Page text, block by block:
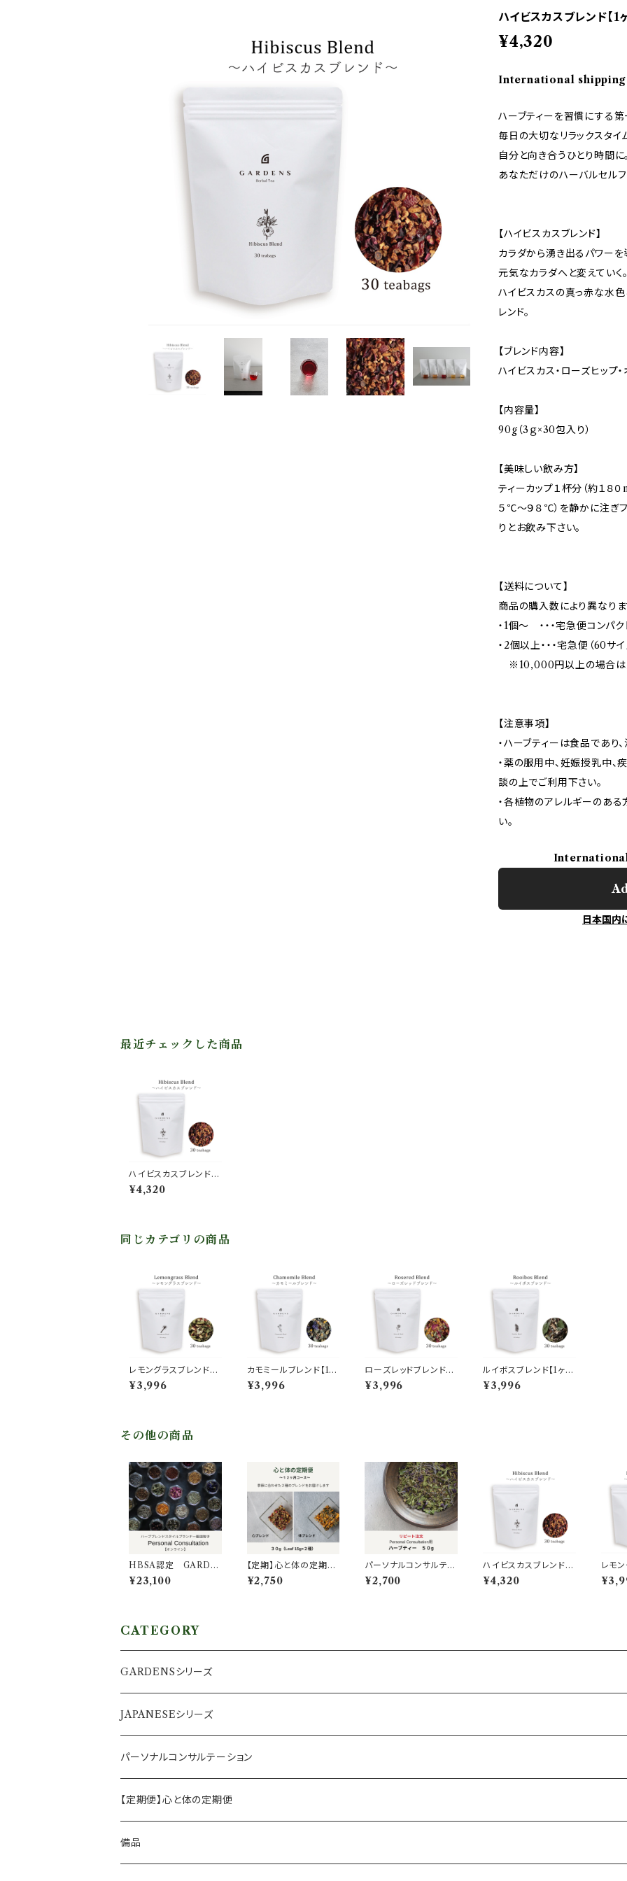
ハイビスカスブレンド【1
¥4,320
International
ハーブティーを習慣にする第
毎日の大切なリラックスタイ
自分と向き合うひとり時間に
あなただけのハーバルセルフ
【ハイビスカスブレンド】
カラダから湧き出るパワーを
元気なカラダへと変えていく
ハイビスカスの真っ赤な水色
レンド。
【ブレンド内容】
ハイビスカス・ローズヒップ
【内容量】
90g（3ｇ×30包入り）
【美味しい飲み方】
ティーカップ１杯分（約１８
５℃〜９８℃）を静かに注ぎフ
りとお飲み下さい。
【送料について】
商品の購入数により異なりま
・1個～ ・・・宅急便コン
・2個以上・・・宅急便（60
※10,000円以上の場合は
【注意事項】
・ハーブティーは食品であり
・薬の服用中、妊娠授乳中
談の上でご利用下さい。
・各植物のアレルギーのあ
い。
日本国内
最近チェックした商品
ハイビスカスブレンド【1
ヶ月分】
¥4,320
同じカテゴリの商品
レモングラスブレンド【1
ヶ月分】
¥3,996
カモミールブレンド【1ヶ
月分】
¥3,996
ローズレッドブレンド【1
ヶ月分】
¥3,996
ルイボスブレンド【1ヶ月
分】
¥3,996
その他の商品
HBSA認定 GARDE
NSパーソナルコンサル
テーション【オンライン】
¥23,100
【定期】心と体の定期便
【12ヶ月コース】
¥2,750
パーソナルコンサルテー
ション用 50g【リピー
ト注文】
¥2,700
ハイビスカスブレンド【1
ヶ月分】
¥4,320
レモ
ヶ月分
CATEGORY
GARDENSシリーズ
アソート／ギフト
ティーパックタイプ
1ヶ月分
ティーバックタイプ
リーフタイプ
JAPANESEシリーズ
パーソナルコンサルテーション
【定期便】心と体の定期便
備品